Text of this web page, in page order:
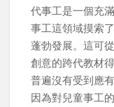
代事工是一個充
事工這領域摸索
蓬勃發展。這可
創意的跨代教材
普遍沒有受到應
因為對兒童事工